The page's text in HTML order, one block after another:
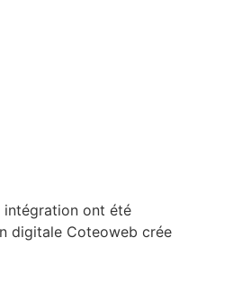
intégration ont été
digitale Coteoweb crée